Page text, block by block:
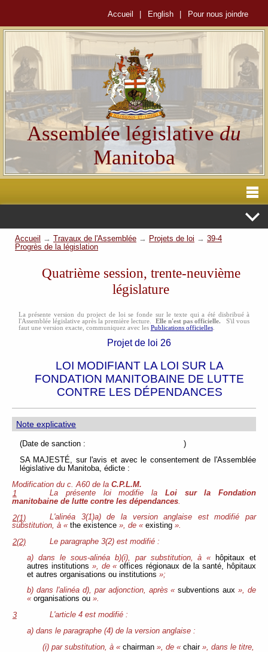
Accueil English Pour nous joindre
Assemblée législativedu
Manitoba
Accueil → Travaux de l'Assemblée → Projets de loi → 39-4
Progrès de la législation
Quatrième session, trente-neuvième
législature
La présente version du project de loi se fonde sur le texte qui a été disbribué à
l'Assemblée législative après la première lecture. Elle n'est pas officielle. S'il vous
faut une version exacte, communiquez avec les Publications officielles.
Projet de loi 26
LOI MODIFIANT LA LOI SUR LA
FONDATION MANITOBAINE DE LUTTE
CONTRE LES DÉPENDANCES
Note explicative
(Date de sanction : )
SA MAJESTÉ, sur l'avis et avec le consentement de l'Assemblée
législative du Manitoba, édicte :
Modification du c. A60 de la C.P.L.M.
1
La présente loi modifie la Loi sur la Fondation
manitobaine de lutte contre les dépendances
2(1)
L'alinéa 3(1)a) de la version anglaise est modifié par
substitution, à « the existence », de « existing ».
2(2)
Le paragraphe 3(2) est modifié :
a) dans le sous-alinéa b)(i), par substitution, à « hôpitaux et
autres institutions », de «offices régionaux de la santé, hôpitaux
et autres organisations ou institutions »;
b) dans l'alinéa d), par adjonction, après « subventions aux », de
«organisations ou ».
3
L'article 4 est modifié :
a) dans le paragraphe (4) de la version anglaise :
(i) par substitution, à «chairman», de « chair », dans le titre,